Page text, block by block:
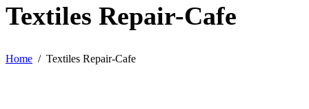
Textiles Repair-Cafe
Home / Textiles Repair-Cafe